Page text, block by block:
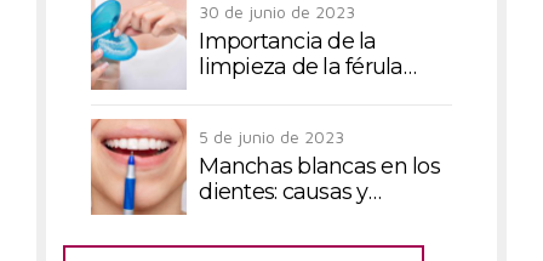
30 de junio de 2023
Importancia de la
limpieza de la férula
5 de junio de 2023
Manchas blancas en los
dientes: causas y